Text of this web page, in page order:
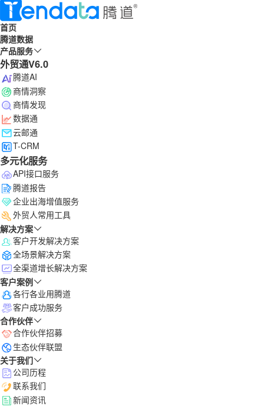
首页
腾道数据
产品服务
外贸通V6.0
腾道AI
商情洞察
商情发现
数据通
云邮通
T-CRM
多元化服务
API接口服务
腾道报告
企业出海增值服务
外贸人常用工具
解决方案
客户开发解决方案
全场景解决方案
全渠道增长解决方案
客户案例
各行各业用腾道
客户成功服务
合作伙伴
合作伙伴招募
生态伙伴联盟
关于我们
公司历程
联系我们
新闻资讯